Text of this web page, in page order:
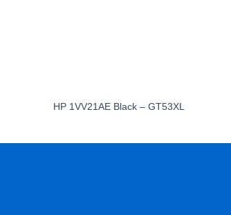
HP 1VV21AE Black – GT53XL